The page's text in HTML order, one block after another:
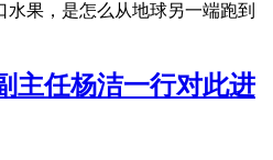
水果，是怎么从地球另一端跑到
主任杨洁一行对此进